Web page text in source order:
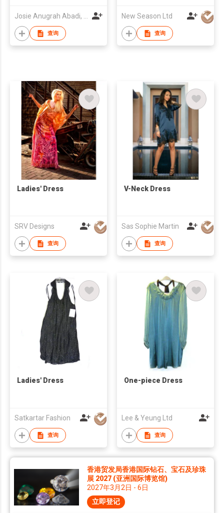
查询
New Season Ltd
查询
Ladies' Dress
SRV Designs
查询
V-Neck Dress
Sas Sophie Martin
查询
Ladies' Dress
Satkartar Fashion
查询
One-piece Dress
Lee & Yeung Ltd
查询
香港贸发局香港国际钻石、宝石及珍珠
展 2027 (亚洲国际博览馆)
2027年3月2日 - 6日
立即登记